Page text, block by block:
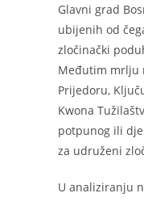
Glavni grad
ubijenih od
zločinački
Međutim mrlju
Prijedoru,
Kwona
potpunog ili
za udruženi
U analiziranju